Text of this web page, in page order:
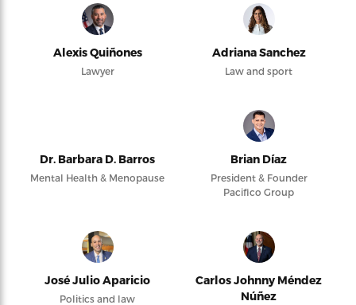
Alexis Quiñones
Lawyer
Adriana Sanchez
Law and sport
Dr. Barbara D. Barros
Mental Health & Menopause
Brian Díaz
President & Founder
Pacifico Group
José Julio Aparicio
Politics and law
Carlos Johnny Méndez
Núñez